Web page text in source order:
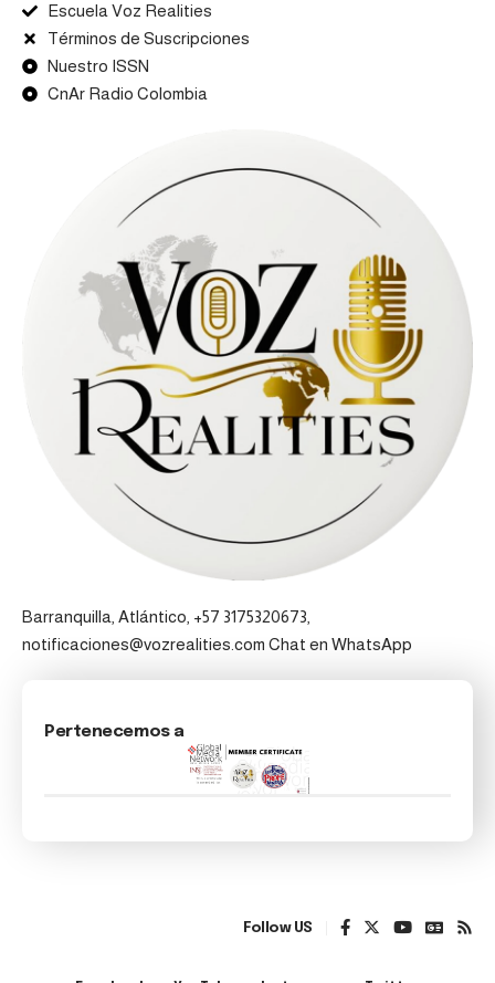
Escuela Voz Realities
Términos de Suscripciones
Nuestro ISSN
CnAr Radio Colombia
Barranquilla, Atlántico, +57 3175320673,
notificaciones@vozrealities.com Chat en WhatsApp
Pertenecemos a
Follow US